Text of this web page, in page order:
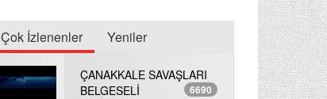
Çok İzlenenler Yeniler
ÇANAKKALE SAVAŞLARI
BELGESELİ
6690